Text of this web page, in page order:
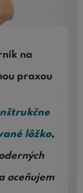
na
praxou
lôžko,
oceňujem